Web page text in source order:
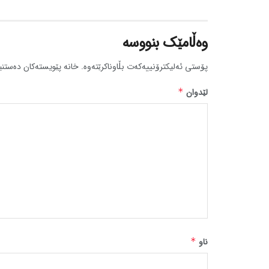
وەڵامێک بنووسە
پۆستی ئەلیکترۆنییەکەت بڵاوناکرێتەوە. خانە پێویستەکان
لێدوان *
ناو *